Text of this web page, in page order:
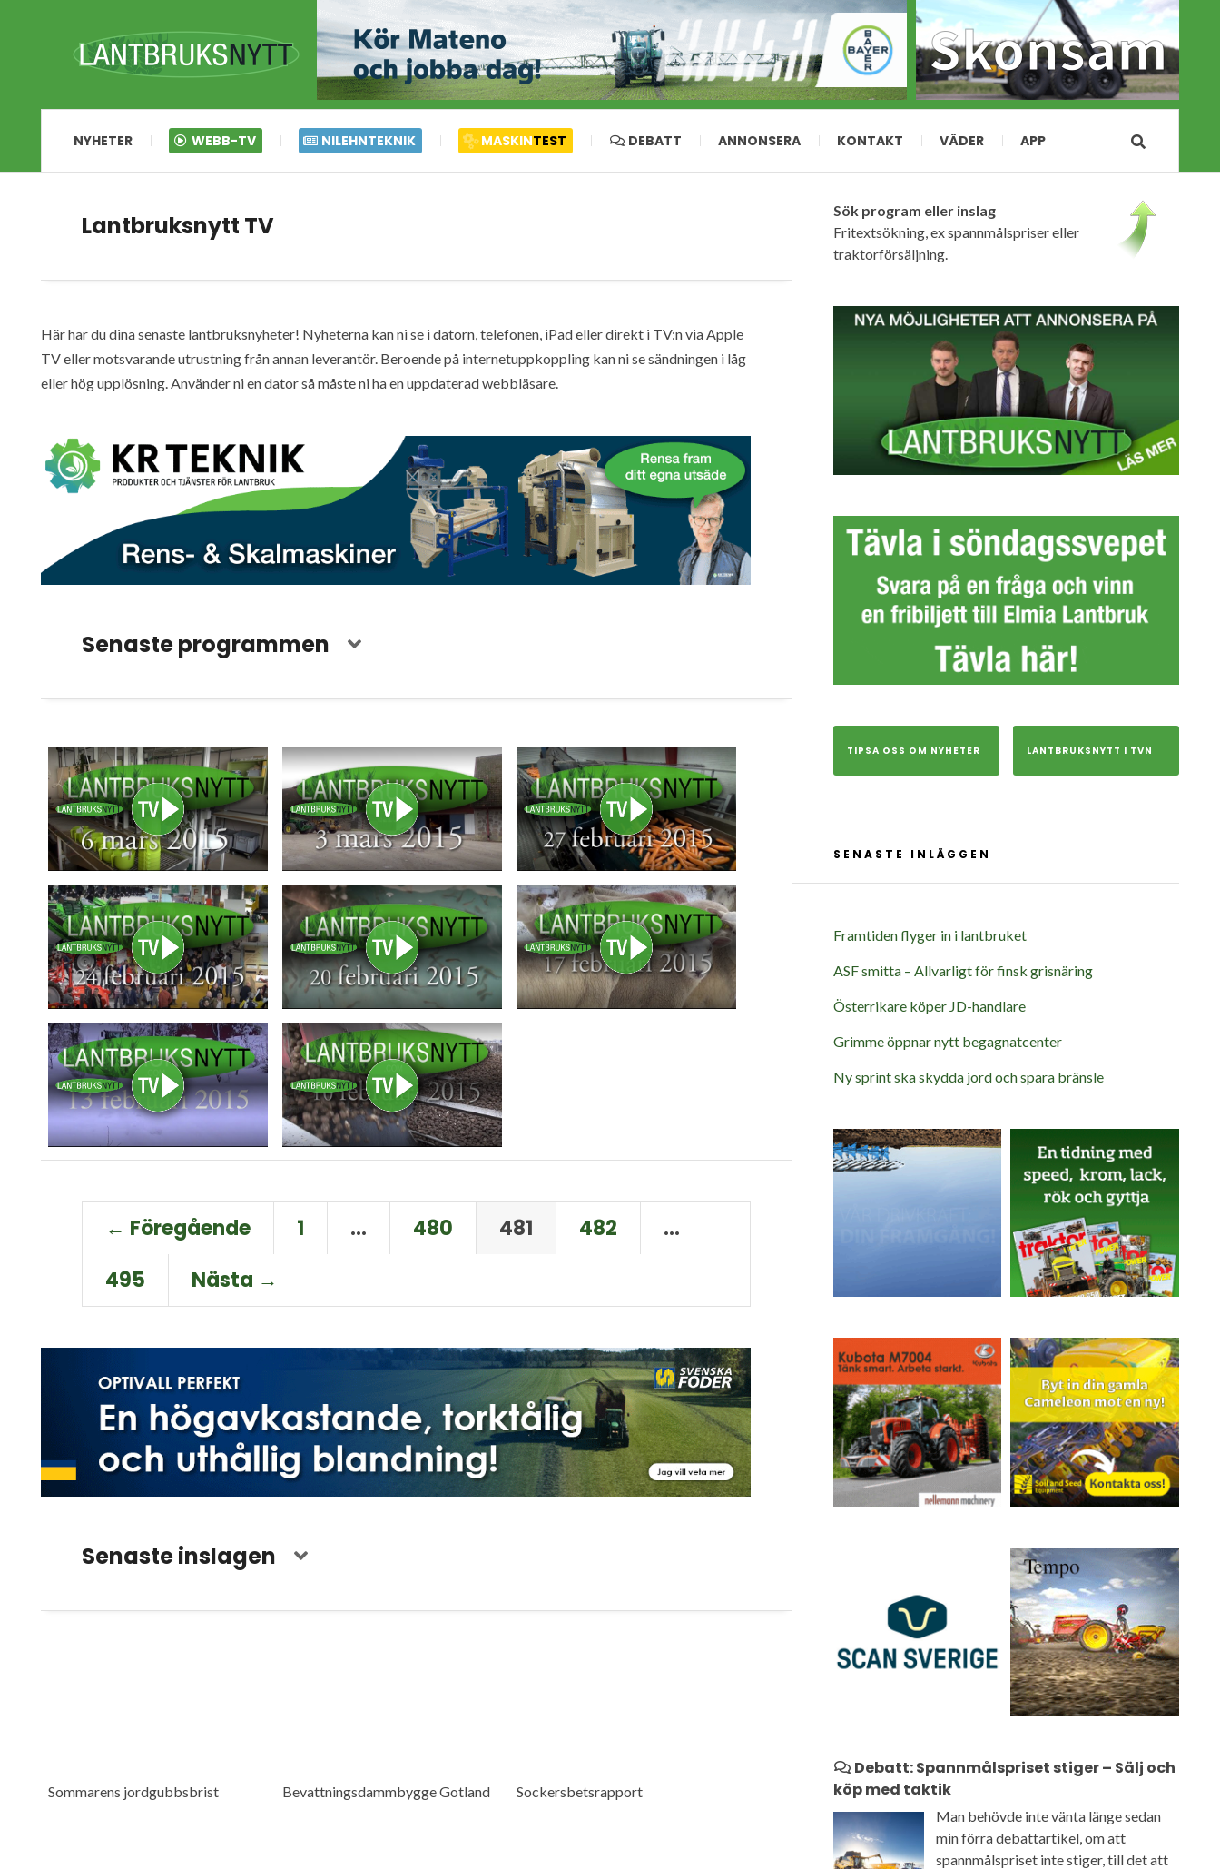
NYHETER WEBB-TV NILEHNTEKNIK MASKINTEST DEBATT ANNONSERA KONTAKT VÄDER APP
Lantbruksnytt TV
Här har du dina senaste lantbruksnyheter! Nyheterna kan ni se i datorn, telefonen, iPad eller direkt i TV:n via Apple
TV eller motsvarande utrustning från annan leverantör. Beroende på internetuppkoppling kan ni se sändningen i låg
eller hög upplösning. Använder ni en dator så måste ni ha en uppdaterad webbläsare.
Senaste programmen
← Föregående 1 … 480 481 482
…
495
Nästa →
Senaste inslagen
Sommarens jordgubbsbrist Bevattningsdammbygge Gotland Sockersbetsrapport
Sök program eller inslag
Fritextsökning, ex spannmålspriser eller
traktorförsäljning.
TIPSA OSS OM NYHETER LANTBRUKSNYTT I TVN
SENASTE INLÄGGEN
Framtiden flyger in i lantbruket
ASF smitta – Allvarligt för finsk grisnäring
Österrikare köper JD-handlare
Grimme öppnar nytt begagnatcenter
Ny sprint ska skydda jord och spara bränsle
Debatt: Spannmålspriset stiger – Sälj och
köp med taktik
Man behövde inte vänta länge sedan
min förra debattartikel, om att
spannmålspriset inte stiger, till det att